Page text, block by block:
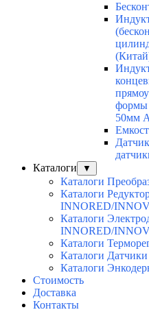
формы
50мм
Каталоги
▼
Каталоги
Каталоги
INNORED/
Каталоги
INNORED/
Каталоги
Каталоги
Каталоги
Стоимость
Доставка
Контакты